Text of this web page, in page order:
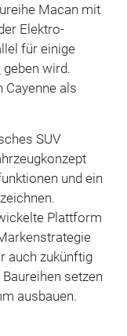
Macan mit
Elektro-
für einige
geben wird.
Cayenne als
SUV
und ein
Plattform
auch zukünftig
setzen
ausbauen.